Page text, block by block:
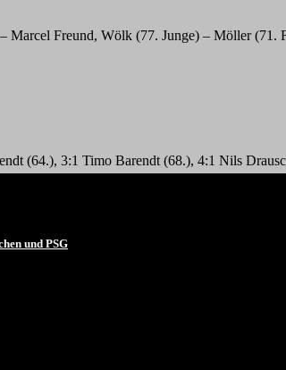
Freund, Wölk (77. Junge) – Möller (71.
(64.), 3:1 Timo Barendt (68.), 4:1 Nils
und PSG